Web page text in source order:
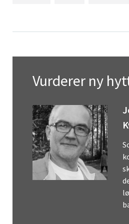
Vurderer ny